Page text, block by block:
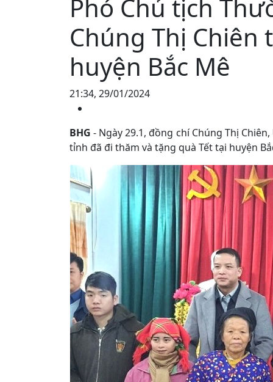
Phó Chủ tịch
Chúng Thị Chiên
huyện Bắc Mê
21:34, 29/01/2024
BHG - Ngày 29.1, đồng chí Chúng Thị
tỉnh đã đi thăm và tặng quà Tết tại huyện